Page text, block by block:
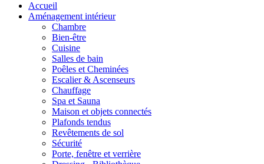
Accueil
Aménagement intérieur
Chambre
Bien-être
Cuisine
Salles de bain
Poêles et Cheminées
Escalier & Ascenseurs
Chauffage
Spa et Sauna
Maison et objets connectés
Plafonds tendus
Revêtements de sol
Sécurité
Porte, fenêtre et verrière